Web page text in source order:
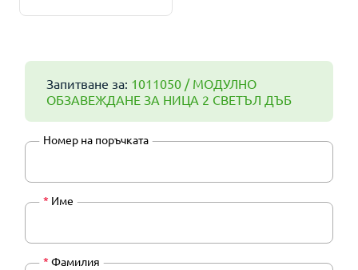
Запитване за: 1011050 / МОДУЛНО
ОБЗАВЕЖДАНЕ ЗА НИЦА 2 СВЕТЪЛ ДЪБ
Номер на поръчката
* Име
* Фамилия